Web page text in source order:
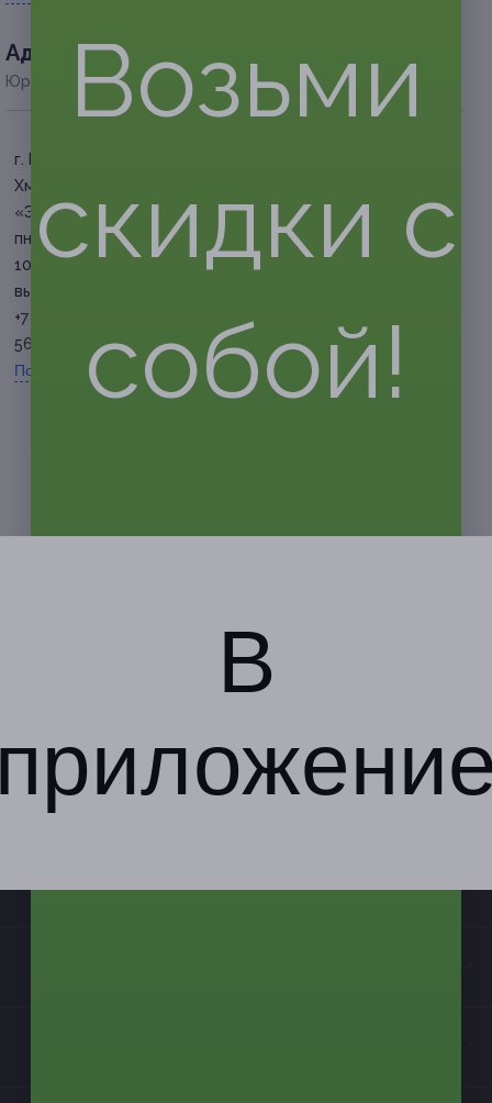
Адресa
Юридическая информация о партнёре
г. Белгород, пр-т Богдана
Хмельницкого, д. 111 (БЦ
«Энергомаш»)
пн-пт: с 07:30 до 22:00, сб: с
10:00 до 20:00, вс:
выходной
+7 (4722) 40-84-80, +7 (920)
560-18-18
Показать номер телефона
Компания
Возьми
скидки с
собой!
В